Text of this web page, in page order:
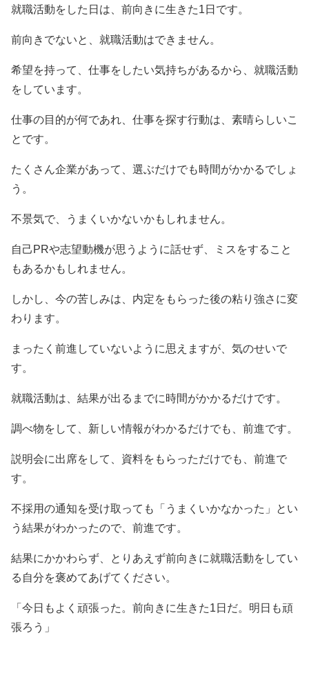
就職活動をした日は、前向きに生きた1日です。
前向きでないと、就職活動はできません。
希望を持って、仕事をしたい気持ちがあるから、就職活動
をしています。
仕事の目的が何であれ、仕事を探す行動は、素晴らしいこ
とです。
たくさん企業があって、選ぶだけでも時間がかかるでしょ
う。
不景気で、うまくいかないかもしれません。
自己PRや志望動機が思うように話せず、ミスをすること
もあるかもしれません。
しかし、今の苦しみは、内定をもらった後の粘り強さに変
わります。
まったく前進していないように思えますが、気のせいで
す。
就職活動は、結果が出るまでに時間がかかるだけです。
調べ物をして、新しい情報がわかるだけでも、前進です。
説明会に出席をして、資料をもらっただけでも、前進で
す。
不採用の通知を受け取っても「うまくいかなかった」とい
う結果がわかったので、前進です。
結果にかかわらず、とりあえず前向きに就職活動をしてい
る自分を褒めてあげてください。
「今日もよく頑張った。前向きに生きた1日だ。明日も頑
張ろう」